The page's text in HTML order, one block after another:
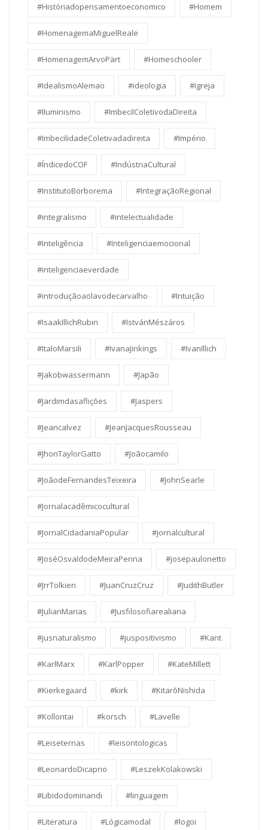
#Históriadopensamentoeconomico #Homem
#HomenagemaMiguelReale
#HomenagemArvoPärt #Homeschooler
#IdealismoAlemao #ideologia #Igreja
#Iluminismo #ImbecilColetivodaDireita
#ImbecilidadeColetivadadireita #Império
#ÍndicedoCOF #IndústriaCultural
#InstitutoBorborema #IntegraçãoRegional
#integralismo #intelectualidade
#Inteligência #Inteligenciaemocional
#inteligenciaeverdade
#introduçãoaolavodecarvalho #Intuição
#IsaakIllichRubin #IstvánMészáros
#ItaloMarsili #IvanaJinkings #IvanIllich
#Jakobwassermann #Japão
#Jardimdasaflições #Jaspers
#Jeancalvez #JeanJacquesRousseau
#JhonTaylorGatto #Joãocamilo
#JoãodeFernandesTeixeira #JohnSearle
#Jornalacadêmicocultural
#JornalCidadaniaPopular #jornalcultural
#JoséOsvaldodeMeiraPenna #josepaulonetto
#JrrTolkien #JuanCruzCruz #JudithButler
#JulianMarias #Jusfilosofiarealiana
#jusnaturalismo #juspositivismo #Kant
#KarlMarx #KarlPopper #KateMillett
#Kierkegaard #kirk #KitarōNishida
#Kollontai #korsch #Lavelle
#Leiseternas #leisontologicas
#LeonardoDicaprio #LeszekKolakowski
#Libidodominandi #linguagem
#Literatura #Lógicamodal #logoi